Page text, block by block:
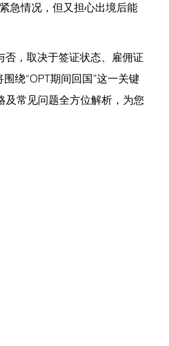
急情况，但又担心出境后能
，取决于签证状态、雇佣证
围绕“OPT期间回国”这一关键
常见问题全方位解析，为您